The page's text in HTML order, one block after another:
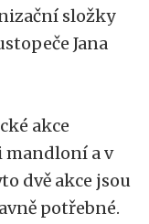
složky
Jana
akce
mandloní a v
dvě akce jsou
potřebné.